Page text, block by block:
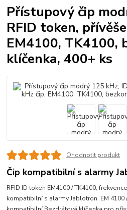
Přístupový čip
RFID token,
EM4100, TK4100,
klíčenka, 400+ ks
Ohodnotit produkt
Čip kompatibilní s alarmy
RFID ID token EM4100 / TK4100,
kompatibilní s alarmy Jablotron. EM 4100